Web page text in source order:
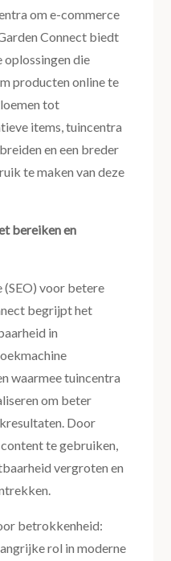
om e-commerce
Connect biedt
oplossingen die
producten online te
tot
items, tuincentra
en een breder
te maken van deze
bereiken en
voor betere
begrijpt het
in
waarmee tuincentra
om beter
Door
te gebruiken,
vergroten en
betrokkenheid:
rol in moderne